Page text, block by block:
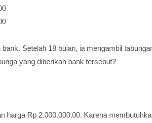
Setelah 18 bulan, ia mengambil
yang diberikan bank tersebut?
harga Rp 2.000.000,00. Karena